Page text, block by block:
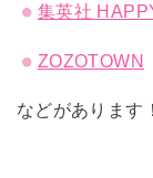
集英社
ZOZOTOWN
などがあります